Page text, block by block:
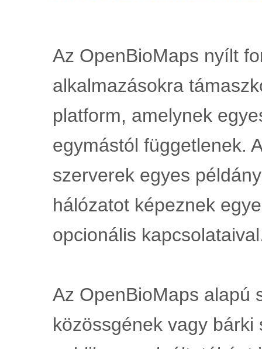
Az OpenBioMaps nyílt
alkalmazásokra
platform, amelynek
egymástól függetlenek.
szerverek egyes
hálózatot képeznek
opcionális
Az OpenBioMaps alapú
közössgének vagy